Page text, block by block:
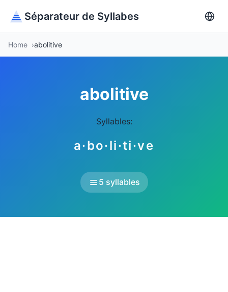
Séparateur de Syllabes
Home abolitive
abolitive
Syllables:
a·bo·li·ti·ve
5 syllables